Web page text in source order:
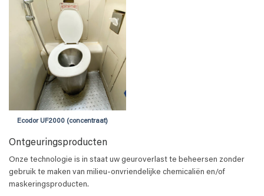
Ecodor UF2000 (concentraat)
Ontgeuringsproducten
Onze technologie is in staat uw geuroverlast te beheersen zonder
gebruik te maken van milieu-onvriendelijke chemicaliën en/of
maskeringsproducten.